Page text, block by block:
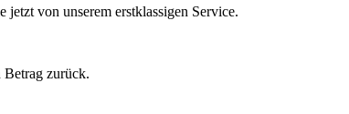
von unserem erstklassigen Service.
zurück.